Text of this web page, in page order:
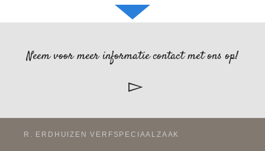
Neem voor meer informatie contact met ons op!
R. ERDHUIZEN VERFSPECIAALZAAK